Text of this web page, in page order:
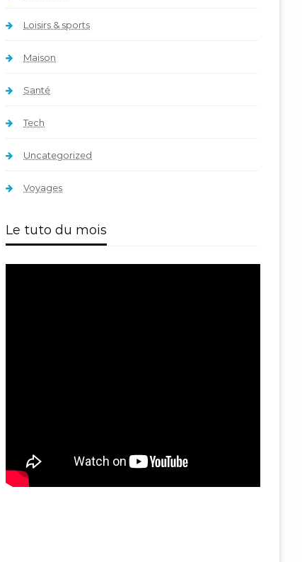
Loisirs & sports
Maison
Santé
Tech
Uncategorized
Voyages
Le tuto du mois